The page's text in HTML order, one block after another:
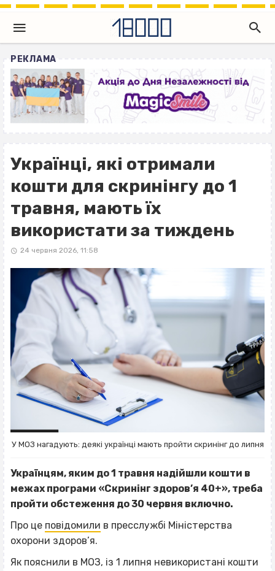
РЕКЛАМА
Українці, які отримали
кошти для скринінгу до 1
травня, мають їх
використати за тиждень
24 червня 2026, 11:58
У МОЗ нагадують: деякі українці мають пройти скринінг до липня
Українцям, яким до 1 травня надійшли кошти в
межах програми «Скринінг здоров’я 40+», треба
пройти обстеження до 30 червня включно.
Про це повідомили в пресслужбі Міністерства
охорони здоров’я.
Як пояснили в МОЗ, із 1 липня невикористані кошти